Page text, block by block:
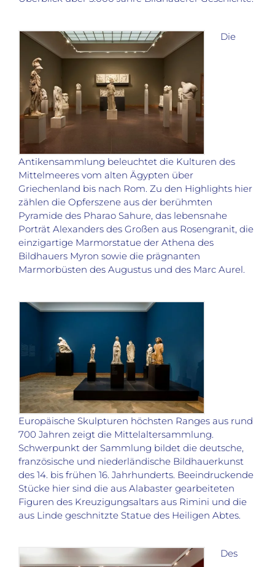
Die
Antikensammlung beleuchtet die Kulturen des
Mittelmeeres vom alten Ägypten über
Griechenland bis nach Rom. Zu den Highlights hier
zählen die Opferszene aus der berühmten
Pyramide des Pharao Sahure, das lebensnahe
Porträt Alexanders des Großen aus Rosengranit, die
einzigartige Marmorstatue der Athena des
Bildhauers Myron sowie die prägnanten
Marmorbüsten des Augustus und des Marc Aurel.
Europäische Skulpturen höchsten Ranges aus rund
700 Jahren zeigt die Mittelaltersammlung.
Schwerpunkt der Sammlung bildet die deutsche,
französische und niederländische Bildhauerkunst
des 14. bis frühen 16. Jahrhunderts. Beeindruckende
Stücke hier sind die aus Alabaster gearbeiteten
Figuren des Kreuzigungsaltars aus Rimini und die
aus Linde geschnitzte Statue des Heiligen Abtes.
Des